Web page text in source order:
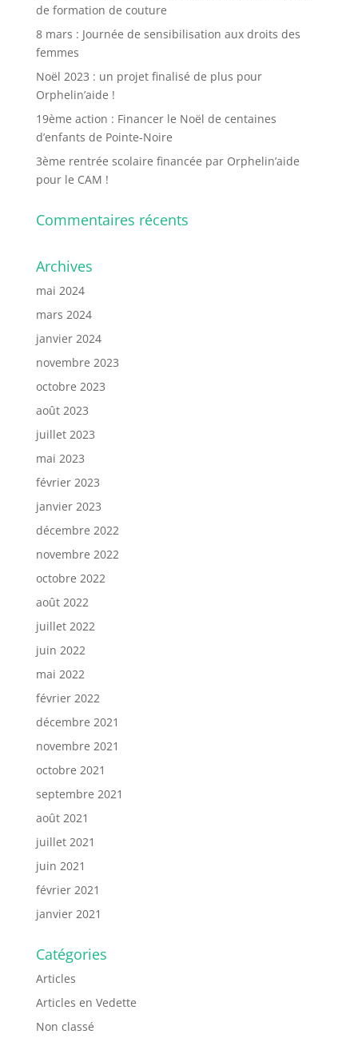
de formation de couture
8 mars : Journée de sensibilisation aux droits des
femmes
Noël 2023 : un projet finalisé de plus pour
Orphelin’aide !
19ème action : Financer le Noël de centaines
d’enfants de Pointe-Noire
3ème rentrée scolaire financée par Orphelin’aide
pour le CAM !
Commentaires récents
Archives
mai 2024
mars 2024
janvier 2024
novembre 2023
octobre 2023
août 2023
juillet 2023
mai 2023
février 2023
janvier 2023
décembre 2022
novembre 2022
octobre 2022
août 2022
juillet 2022
juin 2022
mai 2022
février 2022
décembre 2021
novembre 2021
octobre 2021
septembre 2021
août 2021
juillet 2021
juin 2021
février 2021
janvier 2021
Catégories
Articles
Articles en Vedette
Non classé